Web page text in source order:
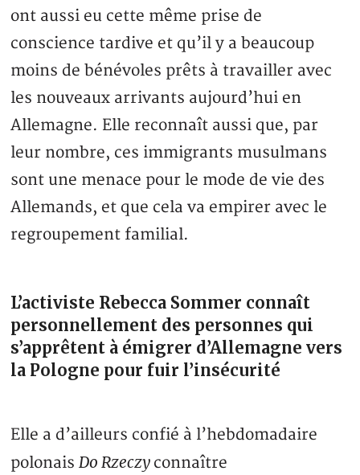
ont aussi eu cette même prise de
conscience tardive et qu’il y a beaucoup
moins de bénévoles prêts à travailler avec
les nouveaux arrivants aujourd’hui en
Allemagne. Elle reconnaît aussi que, par
leur nombre, ces immigrants musulmans
sont une menace pour le mode de vie des
Allemands, et que cela va empirer avec le
regroupement familial.
L’activiste Rebecca Sommer connaît
personnellement des personnes qui
s’apprêtent à émigrer d’Allemagne vers
la Pologne pour fuir l’insécurité
Elle a d’ailleurs confié à l’hebdomadaire
polonaisDo Rzeczy connaître